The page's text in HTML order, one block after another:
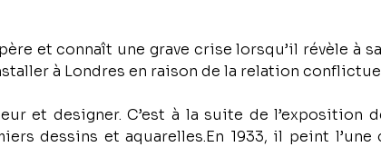
et connaît une grave crise lorsqu’il révèle à
à Londres en raison de la relation
et designer. C’est à la suite de l’exposition
dessins et aquarelles.En 1933, il peint